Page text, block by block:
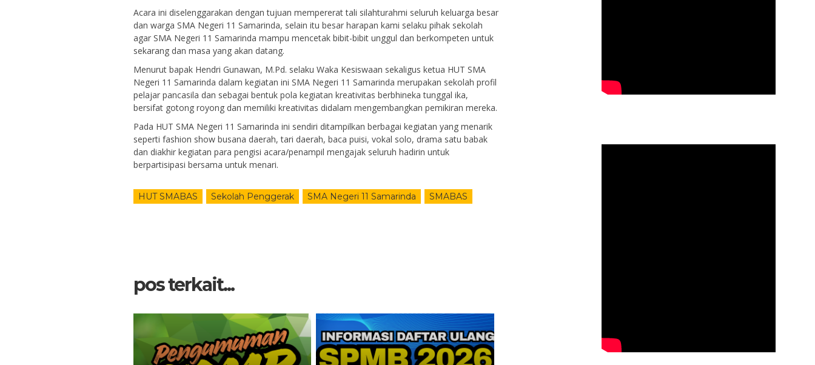
Acara ini diselenggarakan dengan tujuan mempererat tali silahturahmi seluruh keluarga besar
dan warga SMA Negeri 11 Samarinda, selain itu besar harapan kami selaku pihak sekolah
agar SMA Negeri 11 Samarinda mampu mencetak bibit-bibit unggul dan berkompeten untuk
sekarang dan masa yang akan datang.
Menurut bapak Hendri Gunawan, M.Pd. selaku Waka Kesiswaan sekaligus ketua HUT SMA
Negeri 11 Samarinda dalam kegiatan ini SMA Negeri 11 Samarinda merupakan sekolah profil
pelajar pancasila dan sebagai bentuk pola kegiatan kreativitas berbhineka tunggal ika,
bersifat gotong royong dan memiliki kreativitas didalam mengembangkan pemikiran mereka.
Pada HUT SMA Negeri 11 Samarinda ini sendiri ditampilkan berbagai kegiatan yang menarik
seperti fashion show busana daerah, tari daerah, baca puisi, vokal solo, drama satu babak
dan diakhir kegiatan para pengisi acara/penampil mengajak seluruh hadirin untuk
berpartisipasi bersama untuk menari.
HUT SMABAS Sekolah Penggerak SMA Negeri 11 Samarinda SMABAS
pos terkait...